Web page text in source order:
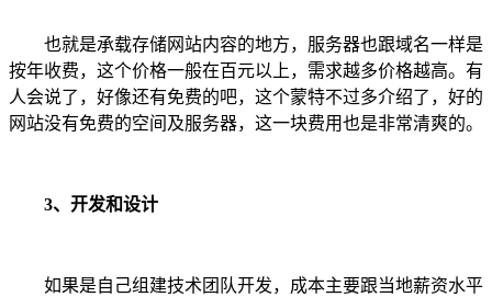
也就是承载存储网站内容的地方，服务器也跟域名一样是
按年收费，这个价格一般在百元以上，需求越多价格越高。有
人会说了，好像还有免费的吧，这个蒙特不过多介绍了，好的
网站没有免费的空间及服务器，这一块费用也是非常清爽的。
3、开发和设计
如果是自己组建技术团队开发，成本主要跟当地薪资水平